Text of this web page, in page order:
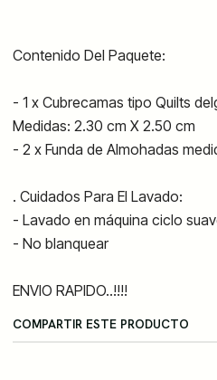
Contenido Del Paquete:
- 1 x Cubrecamas tipo Quilts
Medidas: 2.30 cm X 2.50 cm
- 2 x Funda de Almohadas
. Cuidados Para El Lavado:
- Lavado en máquina ciclo
- No blanquear
ENVIO RAPIDO..!!!!
COMPARTIR ESTE PRODUCTO